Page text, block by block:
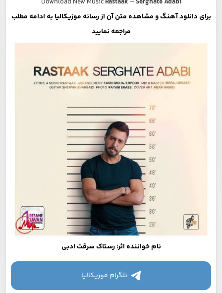
برای دانلود آهنگ و مشاهده متن آن از رسانه موزیکالیا به ادامه مطلب
مراجعه نمایید
نام خواننده اثر: رستاک سرقت ادبی
تلگرام موزیکالیا